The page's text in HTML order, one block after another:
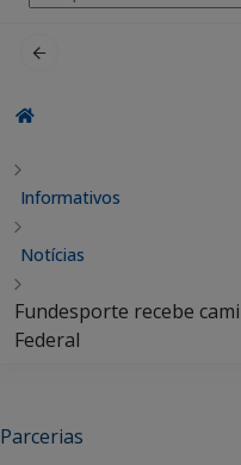
por:
Informativos
Notícias
Fundesporte recebe
Federal
Parcerias